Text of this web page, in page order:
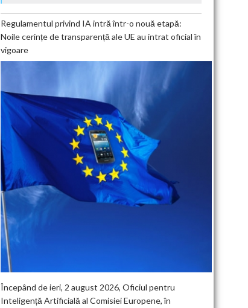
Regulamentul privind IA intră într-o nouă etapă:
Noile cerințe de transparență ale UE au intrat oficial în
vigoare
Începând de ieri, 2 august 2026, Oficiul pentru
Inteligență Artificială al Comisiei Europene, în